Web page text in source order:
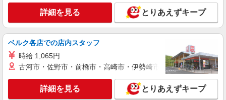
キープ 詳細を見る
派遣社員
田川市のデイサービス♪日勤のみ！残業ゼロで
趣味も満喫
時給1450円〜2062円 ＜日払い有/週払い有/交
通費全支給(ガソリン代含む)＞
詳細を見る とりあえずキープ
ベルク各店での店内スタッフ
時給 1,065円
古河市・佐野市・前橋市・高崎市・伊勢崎市・太田市・館林市
詳細を見る とりあえずキープ